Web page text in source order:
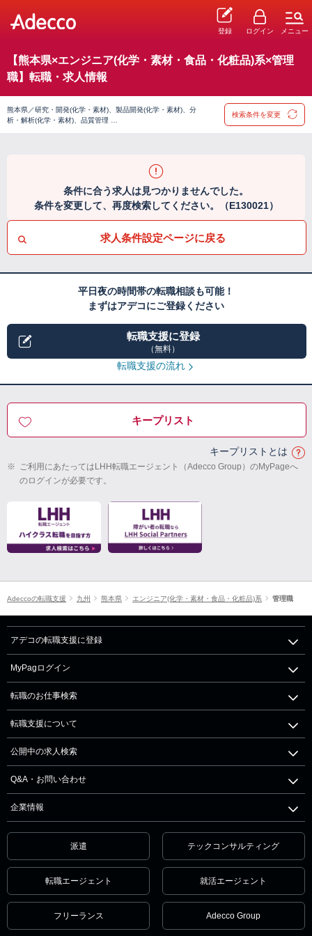
登録 ログイン メニュー
【熊本県×エンジニア(化学・素材・食品・化粧品)系×管理
職】転職・求人情報
熊本県／研究・開発(化学・素材)、製品開発(化学・素材)、分
析・解析(化学・素材)、品質管理 …
検索条件を変更
条件に合う求人は見つかりませんでした。
条件を変更して、再度検索してください。（E130021）
求人条件設定ページに戻る
平日夜の時間帯の転職相談も可能！
まずはアデコにご登録ください
転職支援に登録
（無料）
転職支援の流れ
キープリスト
キープリストとは
※ ご利用にあたってはLHH転職エージェント（Adecco Group）のMyPageへ
のログインが必要です。
Adeccoの転職支援 九州 熊本県 エンジニア(化学・素材・食品・化粧品)系 管理職
アデコの転職支援に登録
MyPagログイン
転職のお仕事検索
転職支援について
公開中の求人検索
Q&A・お問い合わせ
企業情報
派遣 テックコンサルティング
転職エージェント 就活エージェント
フリーランス Adecco Group